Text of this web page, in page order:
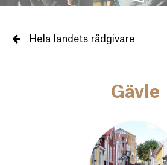
Hela landets rådgivare
Gävle